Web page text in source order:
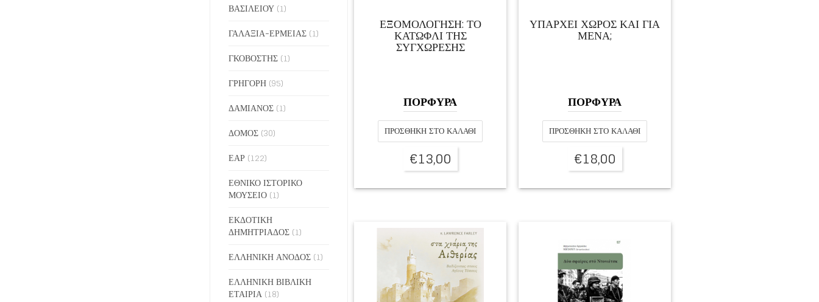
ΕΞΟΜΟΛΟΓΗΣΗ: ΤΟ
ΚΑΤΩΦΛΙ ΤΗΣ
ΣΥΓΧΩΡΕΣΗΣ
ΠΟΡΦΥΡΑ
ΠΡΟΣΘΉΚΗ ΣΤΟ ΚΑΛΆΘΙ
€13,00
ΥΠΑΡΧΕΙ ΧΩΡΟΣ ΚΑΙ ΓΙΑ
ΜΕΝΑ;
ΠΟΡΦΥΡΑ
ΠΡΟΣΘΉΚΗ ΣΤΟ ΚΑΛΆΘΙ
€18,00
ΒΑΣΙΛΕΙΟΥ (1)
ΓΑΛΑΞΙΑ-ΕΡΜΕΙΑΣ (1)
ΓΚΟΒΟΣΤΗΣ (1)
ΓΡΗΓΟΡΗ (95)
ΔΑΜΙΑΝΟΣ (1)
ΔΟΜΟΣ (30)
ΕΑΡ (122)
ΕΘΝΙΚΟ ΙΣΤΟΡΙΚΟ
ΜΟΥΣΕΙΟ (1)
ΕΚΔΟΤΙΚΗ
ΔΗΜΗΤΡΙΑΔΟΣ (1)
ΕΛΛΗΝΙΚΗ ΑΝΟΔΟΣ (1)
ΕΛΛΗΝΙΚΗ ΒΙΒΛΙΚΗ
ΕΤΑΙΡΙΑ (18)